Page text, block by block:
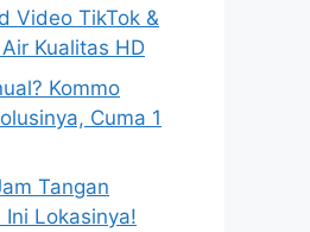
Video TikTok &
Kualitas HD
Kommo
Cuma 1
Tangan
Lokasinya!